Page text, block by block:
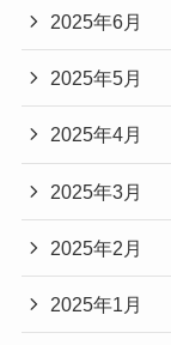
2025年6月
2025年5月
2025年4月
2025年3月
2025年2月
2025年1月